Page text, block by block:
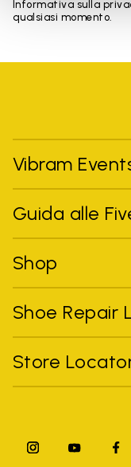
Informativa sulla
qualsiasi momento.
Vibram
Guida alle
Shop
Shoe Repair
Store